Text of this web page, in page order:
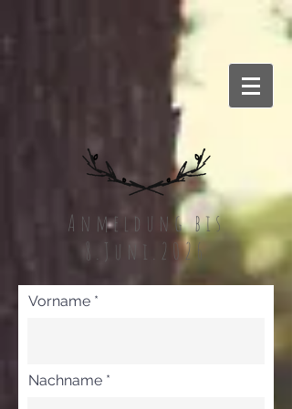
Anmeldung bis
8.Juni.2026
Vorname
Nachname